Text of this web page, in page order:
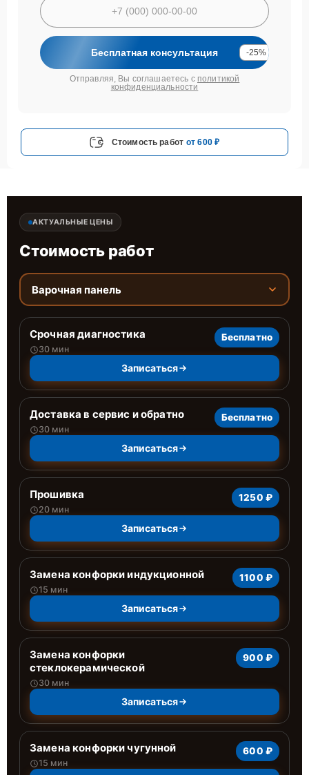
Бесплатная консультация -25%
Отправляя, Вы соглашаетесь с политикой
конфиденциальности
Стоимость работ от 600 ₽
АКТУАЛЬНЫЕ ЦЕНЫ
Стоимость работ
Варочная панель
Срочная диагностика
30 мин
Бесплатно
Записаться
Доставка в сервис и обратно
30 мин
Бесплатно
Записаться
Прошивка
20 мин
1250 ₽
Записаться
Замена конфорки индукционной
15 мин
1100 ₽
Записаться
Замена конфорки
стеклокерамической
30 мин
900 ₽
Записаться
Замена конфорки чугунной
15 мин
600 ₽